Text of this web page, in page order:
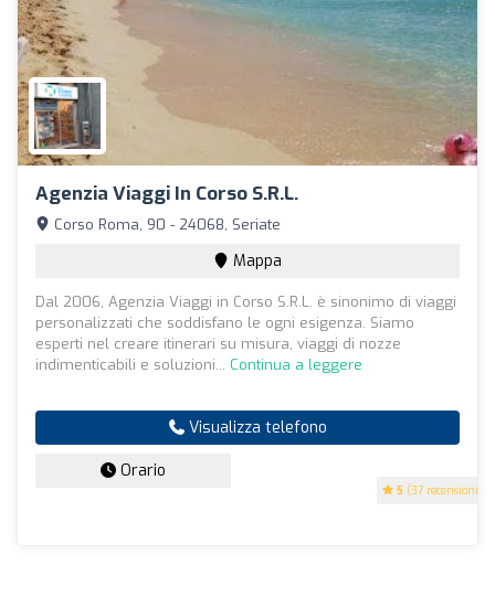
Agenzia Viaggi In Corso S.R.L.
5 (37 recensioni)
Corso Roma, 90 - 24068, Seriate
Mappa
Dal 2006, Agenzia Viaggi in Corso S.R.L. è sinonimo di viaggi
personalizzati che soddisfano le ogni esigenza. Siamo
esperti nel creare itinerari su misura, viaggi di nozze
indimenticabili e soluzioni... Continua a leggere
Visualizza telefono
Orario